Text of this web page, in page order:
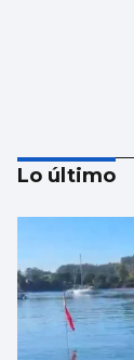
Lo último